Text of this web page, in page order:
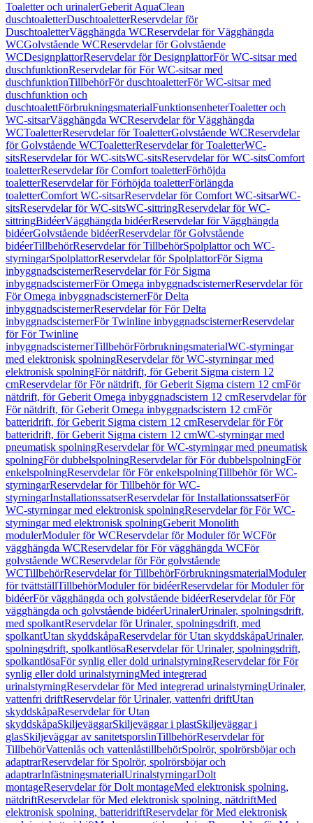
Toaletter och urinalerGeberit AquaClean
duschtoaletterDuschtoaletterReservdelar för
DuschtoaletterVägghängda WCReservdelar för Vägghängda
WCGolvstående WCReservdelar för Golvstående
WCDesignplattorReservdelar för DesignplattorFör WC-sitsar med
duschfunktionReservdelar för För WC-sitsar med
duschfunktionTillbehörFör duschtoaletterFör WC-sitsar med
duschfunktion och
duschtoalettFörbrukningsmaterialFunktionsenheterToaletter och
WC-sitsarVägghängda WCReservdelar för Vägghängda
WCToaletterReservdelar för ToaletterGolvstående WCReservdelar
för Golvstående WCToaletterReservdelar för ToaletterWC-
sitsReservdelar för WC-sitsWC-sitsReservdelar för WC-sitsComfort
toaletterReservdelar för Comfort toaletterFörhöjda
toaletterReservdelar för Förhöjda toaletterFörlängda
toaletterComfort WC-sitsarReservdelar för Comfort WC-sitsarWC-
sitsReservdelar för WC-sitsWC-sittringReservdelar för WC-
sittringBidéerVägghängda bidéerReservdelar för Vägghängda
bidéerGolvstående bidéerReservdelar för Golvstående
bidéerTillbehörReservdelar för TillbehörSpolplattor och WC-
styrningarSpolplattorReservdelar för SpolplattorFör Sigma
inbyggnadscisternerReservdelar för För Sigma
inbyggnadscisternerFör Omega inbyggnadscisternerReservdelar för
För Omega inbyggnadscisternerFör Delta
inbyggnadscisternerReservdelar för För Delta
inbyggnadscisternerFör Twinline inbyggnadscisternerReservdelar
för För Twinline
inbyggnadscisternerTillbehörFörbrukningsmaterialWC-styrningar
med elektronisk spolningReservdelar för WC-styrningar med
elektronisk spolningFör nätdrift, för Geberit Sigma cistern 12
cmReservdelar för För nätdrift, för Geberit Sigma cistern 12 cmFör
nätdrift, för Geberit Omega inbyggnadscistern 12 cmReservdelar för
För nätdrift, för Geberit Omega inbyggnadscistern 12 cmFör
batteridrift, för Geberit Sigma cistern 12 cmReservdelar för För
batteridrift, för Geberit Sigma cistern 12 cmWC-styrningar med
pneumatisk spolningReservdelar för WC-styrningar med pneumatisk
spolningFör dubbelspolningReservdelar för För dubbelspolningFör
enkelspolningReservdelar för För enkelspolningTillbehör för WC-
styrningarReservdelar för Tillbehör för WC-
styrningarInstallationssatserReservdelar för InstallationssatserFör
WC-styrningar med elektronisk spolningReservdelar för För WC-
styrningar med elektronisk spolningGeberit Monolith
modulerModuler för WCReservdelar för Moduler för WCFör
vägghängda WCReservdelar för För vägghängda WCFör
golvstående WCReservdelar för För golvstående
WCTillbehörReservdelar för TillbehörFörbrukningsmaterialModuler
för tvättställTillbehörModuler för bidéerReservdelar för Moduler för
bidéerFör vägghängda och golvstående bidéerReservdelar för För
vägghängda och golvstående bidéerUrinalerUrinaler, spolningsdrift,
med spolkantReservdelar för Urinaler, spolningsdrift, med
spolkantUtan skyddskåpaReservdelar för Utan skyddskåpaUrinaler,
spolningsdrift, spolkantlösaReservdelar för Urinaler, spolningsdrift,
spolkantlösaFör synlig eller dold urinalstyrningReservdelar för För
synlig eller dold urinalstyrningMed integrerad
urinalstyrningReservdelar för Med integrerad urinalstyrningUrinaler,
vattenfri driftReservdelar för Urinaler, vattenfri driftUtan
skyddskåpaReservdelar för Utan
skyddskåpaSkiljeväggarSkiljeväggar i plastSkiljeväggar i
glasSkiljeväggar av sanitetsporslinTillbehörReservdelar för
TillbehörVattenlås och vattenlåstillbehörSpolrör, spolrörsböjar och
adaptrarReservdelar för Spolrör, spolrörsböjar och
adaptrarInfästningsmaterialUrinalstyrningarDolt
montageReservdelar för Dolt montageMed elektronisk spolning,
nätdriftReservdelar för Med elektronisk spolning, nätdriftMed
elektronisk spolning, batteridriftReservdelar för Med elektronisk